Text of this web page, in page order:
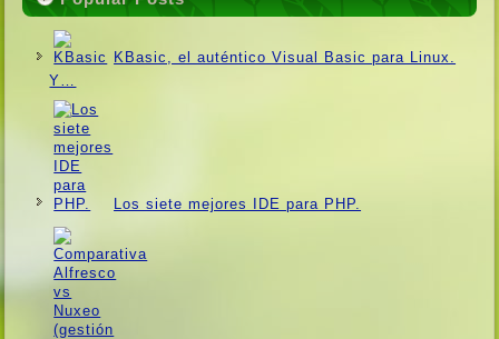
KBasic, el auténtico Visual Basic para Linux.
Y…
Los siete mejores IDE para PHP.